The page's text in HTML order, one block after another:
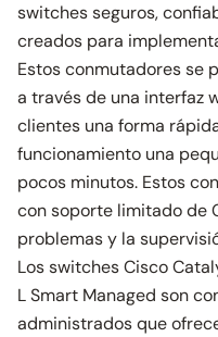
switches seguros,
creados para
Estos conmutadores se
a través de una interfaz
clientes una forma
funcionamiento una
pocos minutos. Estos
con soporte limitado de
problemas y la
Los switches Cisco
L Smart Managed son
administrados que